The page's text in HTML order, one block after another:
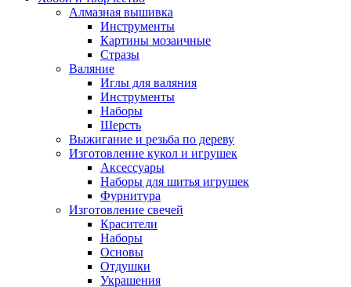
Алмазная вышивка
Инструменты
Картины мозаичные
Стразы
Валяние
Иглы для валяния
Инструменты
Наборы
Шерсть
Выжигание и резьба по дереву
Изготовление кукол и игрушек
Аксессуары
Наборы для шитья игрушек
Фурнитура
Изготовление свечей
Красители
Наборы
Основы
Отдушки
Украшения